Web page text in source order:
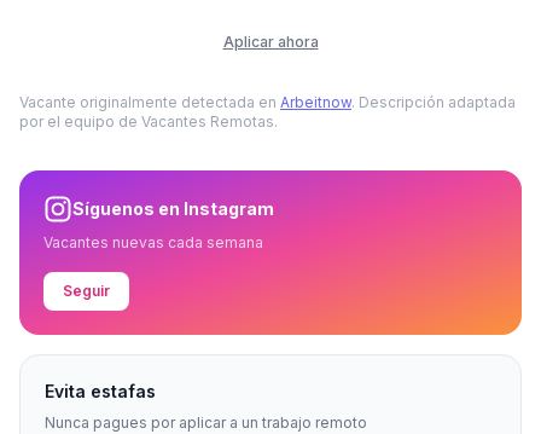
Aplicar ahora
Vacante originalmente detectada en Arbeitnow. Descripción adaptada
por el equipo de Vacantes Remotas.
Síguenos en Instagram
Vacantes nuevas cada semana
Seguir
Evita estafas
Nunca pagues por aplicar a un trabajo remoto